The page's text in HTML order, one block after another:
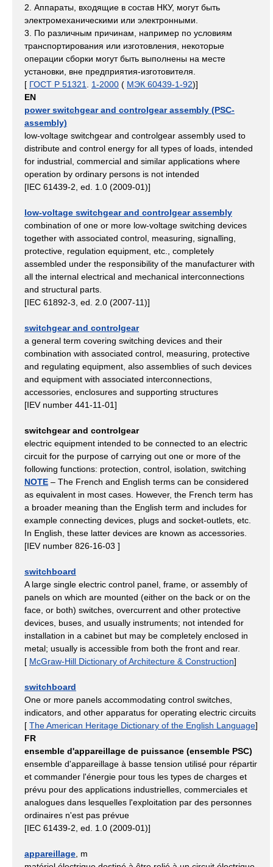
2. Аппараты, входящие в состав НКУ, могут быть
электромеханическими или электронными.
3. По различным причинам, например по условиям
транспортирования или изготовления, некоторые
операции сборки могут быть выполнены на месте
установки, вне предприятия-изготовителя.
[ ГОСТ Р 51321 1-2000 ( МЭК 60439-1-92)]
EN
power switchgear and controlgear assembly (PSC-
assembly)
low-voltage switchgear and controlgear assembly used to
distribute and control energy for all types of loads, intended
for industrial, commercial and similar applications where
operation by ordinary persons is not intended
[IEC 61439-2, ed. 1.0 (2009-01)]
low-voltage switchgear and controlgear assembly
combination of one or more low-voltage switching devices
together with associated control, measuring, signalling,
protective, regulation equipment, etc., completely
assembled under the responsibility of the manufacturer with
all the internal electrical and mechanical interconnections
and structural parts.
[IEC 61892-3, ed. 2.0 (2007-11)]
switchgear and controlgear
a general term covering switching devices and their
combination with associated control, measuring, protective
and regulating equipment, also assemblies of such devices
and equipment with associated interconnections,
accessories, enclosures and supporting structures
[IEV number 441-11-01]
switchgear and controlgear
electric equipment intended to be connected to an electric
circuit for the purpose of carrying out one or more of the
following functions: protection, control, isolation, switching
NOTE – The French and English terms can be considered
as equivalent in most cases. However, the French term has
a broader meaning than the English term and includes for
example connecting devices, plugs and socket-outlets, etc.
In English, these latter devices are known as accessories.
[IEV number 826-16-03 ]
switchboard
A large single electric control panel, frame, or assembly of
panels on which are mounted (either on the back or on the
face, or both) switches, overcurrent and other protective
devices, buses, and usually instruments; not intended for
installation in a cabinet but may be completely enclosed in
metal; usually is accessible from both the front and rear.
[ McGraw-Hill Dictionary of Architecture & Construction]
switchboard
One or more panels accommodating control switches,
indicators, and other apparatus for operating electric circuits
[ The American Heritage Dictionary of the English Language]
FR
ensemble d'appareillage de puissance (ensemble PSC)
ensemble d'appareillage à basse tension utilisé pour répartir
et commander l'énergie pour tous les types de charges et
prévu pour des applications industrielles, commerciales et
analogues dans lesquelles l'exploitation par des personnes
ordinaires n'est pas prévue
[IEC 61439-2, ed. 1.0 (2009-01)]
appareillage , m